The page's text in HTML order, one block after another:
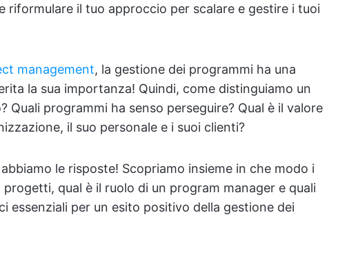
riformulare il tuo approccio per scalare e gestire i tuoi
management, la gestione dei programmi ha una
la sua importanza! Quindi, come distinguiamo un
Quali programmi ha senso perseguire? Qual è il valore
il suo personale e i suoi clienti?
le risposte! Scopriamo insieme in che modo i
qual è il ruolo di un program manager e quali
essenziali per un esito positivo della gestione dei